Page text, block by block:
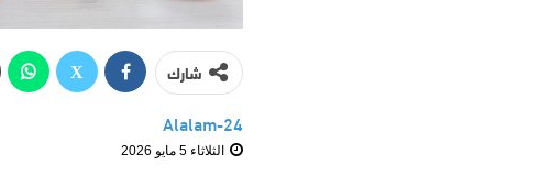
شارك
Alalam-24
الثلاثاء 5 مايو 2026